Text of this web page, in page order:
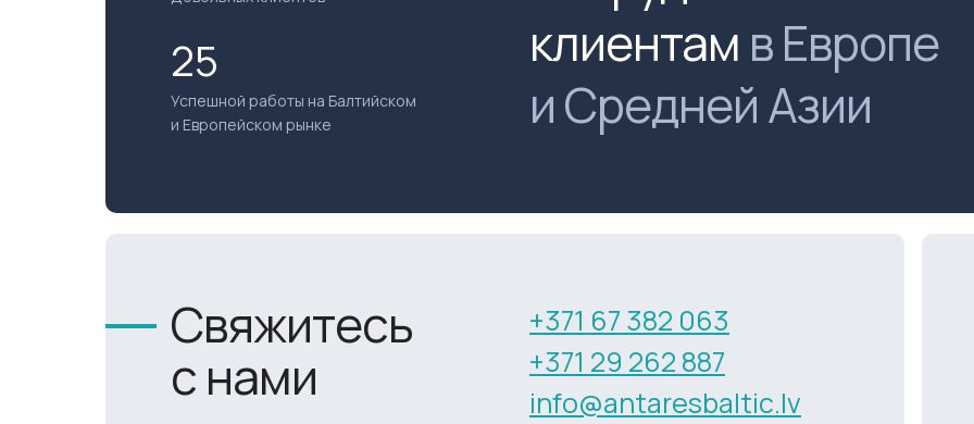
клиентам в Европе
и Средней Азии
25
Успешной работы на Балтийском
и Европейском рынке
Свяжитесь
с нами
+371 67 382 063
+371 29 262 887
info@antaresbaltic.lv